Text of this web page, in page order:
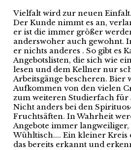
Vielfalt wird zur neuen Einfalt.
Der Kunde nimmt es an,
er ist die immer größer
anderswoher auch gewohnt.
er nichts anderes . So gibt es
Angebotslisten, die sich wie
lesen und dem Kellner nur
Arbeitsgänge bescheren. Bier
Aufkommen von den vielen
zum weiteren Studierfach für
Nicht anders bei den
Fruchtsäften. In Wahrheit
Angebote immer
Wühltisch.... Ein kleiner Kreis
das bereits erkannt und